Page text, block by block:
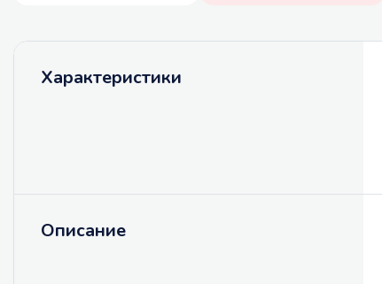
Характеристики
Описание